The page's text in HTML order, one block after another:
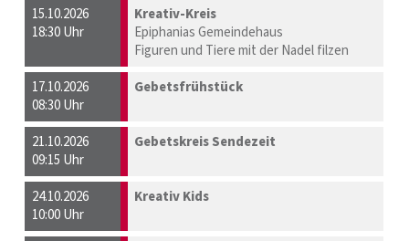
15.10.2026
18:30 Uhr
Kreativ-Kreis
Epiphanias Gemeindehaus
Figuren und Tiere mit der Nadel filzen
17.10.2026
08:30 Uhr
Gebetsfrühstück
21.10.2026
09:15 Uhr
Gebetskreis Sendezeit
24.10.2026
10:00 Uhr
Kreativ Kids